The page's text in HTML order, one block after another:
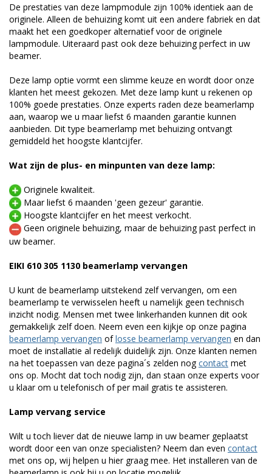
De prestaties van deze lampmodule zijn 100% identiek aan de
originele. Alleen de behuizing komt uit een andere fabriek en dat
maakt het een goedkoper alternatief voor de originele
lampmodule. Uiteraard past ook deze behuizing perfect in uw
beamer.
Deze lamp optie vormt een slimme keuze en wordt door onze
klanten het meest gekozen. Met deze lamp kunt u rekenen op
100% goede prestaties. Onze experts raden deze beamerlamp
aan, waarop we u maar liefst 6 maanden garantie kunnen
aanbieden. Dit type beamerlamp met behuizing ontvangt
gemiddeld het hoogste klantcijfer.
Wat zijn de plus- en minpunten van deze lamp:
Originele kwaliteit.
Maar liefst 6 maanden 'geen gezeur' garantie.
Hoogste klantcijfer en het meest verkocht.
Geen originele behuizing, maar de behuizing past perfect in
uw beamer.
EIKI 610 305 1130 beamerlamp vervangen
U kunt de beamerlamp uitstekend zelf vervangen, om een
beamerlamp te verwisselen heeft u namelijk geen technisch
inzicht nodig. Mensen met twee linkerhanden kunnen dit ook
gemakkelijk zelf doen. Neem even een kijkje op onze pagina
beamerlamp vervangen oflosse beamerlamp vervangen en dan
moet de installatie al redelijk duidelijk zijn. Onze klanten nemen
na het toepassen van deze pagina´s zelden nogcontact met
ons op. Mocht dat toch nodig zijn, dan staan onze experts voor
u klaar om u telefonisch of per mail gratis te assisteren.
Lamp vervang service
Wilt u toch liever dat de nieuwe lamp in uw beamer geplaatst
wordt door een van onze specialisten? Neem dan even contact
met ons op, wij helpen u hier graag mee. Het installeren van de